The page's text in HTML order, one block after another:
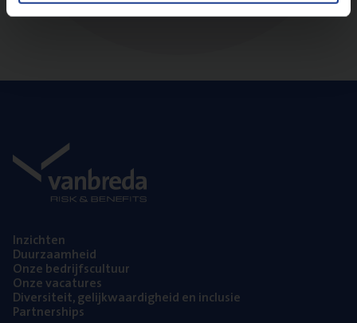
Inzich­ten
Duur­zaam­heid
Onze bedrijfs­cul­tuur
Onze vaca­tu­res
Diver­si­teit, gelijk­waar­dig­heid en inclusie
Part­ner­ships